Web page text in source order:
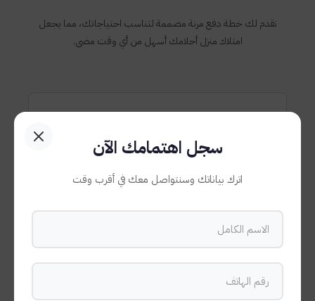
نقدم لك خطة دفع مرنة مصممة لتناسب احتياجاتك، مما يجعل
امتلاك منزل أحلامك أسهل من أي وقت مضى.
عند الحجز
سجل اهتمامك الآن
اترك بياناتك وسنتواصل معك في أقرب وقت